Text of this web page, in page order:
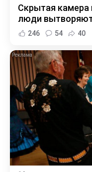
Скрытая
люди
246 54 40